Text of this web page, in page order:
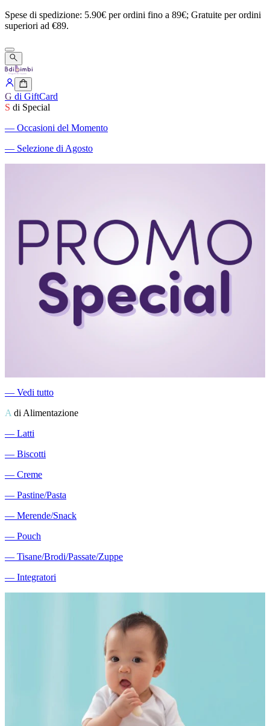
Spese di spedizione: 5.90€ perordini fino a 89€; Gratuite perordini
superiori ad €89.
G di GiftCard
S di Special
― Occasioni del Momento
― Selezione di Agosto
― Vedi tutto
A di Alimentazione
― Latti
― Biscotti
― Creme
― Pastine/Pasta
― Merende/Snack
― Pouch
― Tisane/Brodi/Passate/Zuppe
― Integratori